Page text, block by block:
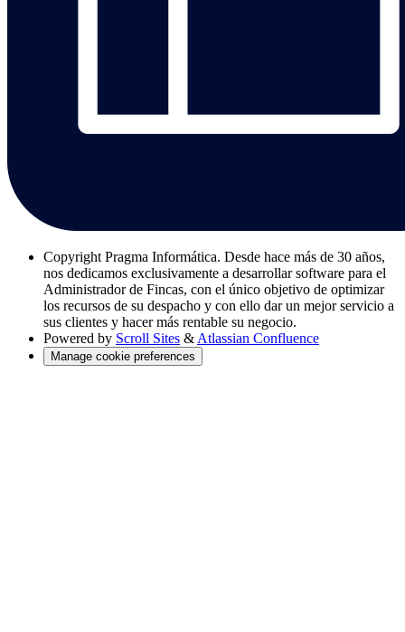
Copyright Pragma Informática. Desde hace más de 30 años,
nos dedicamos exclusivamente a desarrollar software para el
Administrador de Fincas, con el único objetivo de optimizar
los recursos de su despacho y con ello dar un mejor servicio a
sus clientes y hacer más rentable su negocio.
Powered by Scroll Sites & Atlassian Confluence
Manage cookie preferences